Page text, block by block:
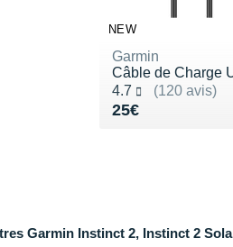
Garmin Instinct 2, Instinct 2
NEW
Garmin
Câble de Charge
4.7
(120 avis)
Noté 4.7 sur 5
25€
Vendu 25€